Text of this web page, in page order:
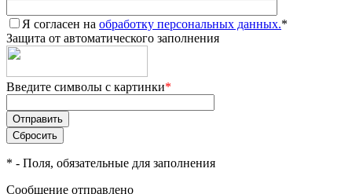
Я согласен на обработку персональных данных.*
Защита от автоматического заполнения
Введите символы с картинки*
* - Поля, обязательные для заполнения
Сообщение отправлено